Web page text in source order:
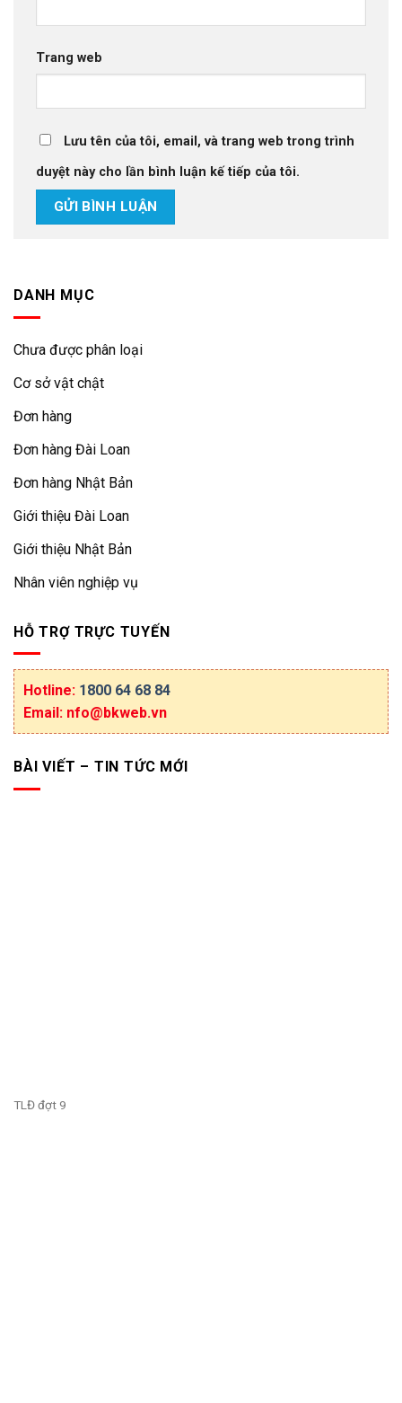
Trang web
Lưu tên của tôi, email, và trang web trong trình
duyệt này cho lần bình luận kế tiếp của tôi.
DANH MỤC
Chưa được phân loại
Cơ sở vật chật
Đơn hàng
Đơn hàng Đài Loan
Đơn hàng Nhật Bản
Giới thiệu Đài Loan
Giới thiệu Nhật Bản
Nhân viên nghiệp vụ
HỖ TRỢ TRỰC TUYẾN
Hotline: 1800 64 68 84
Email: nfo@bkweb.vn
BÀI VIẾT – TIN TỨC MỚI
TLĐ đợt 9